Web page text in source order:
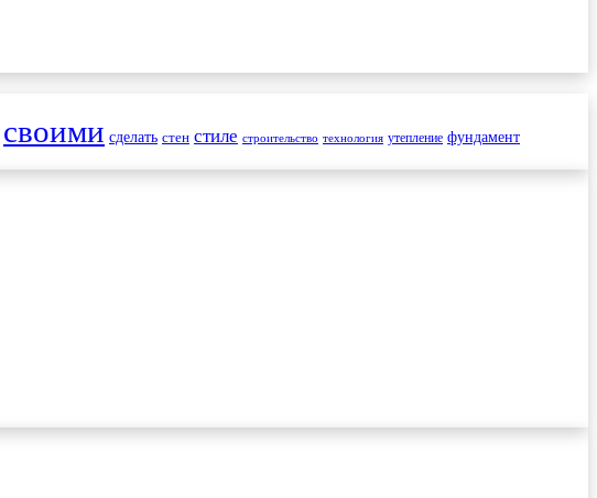
своими сделать стен стиле строительство технология утепление фундамент